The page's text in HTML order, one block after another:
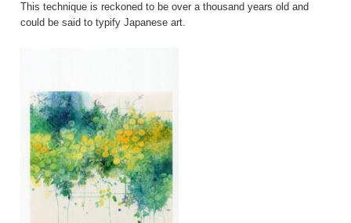
This technique is reckoned to be over a thousand years old and
could be said to typify Japanese art.